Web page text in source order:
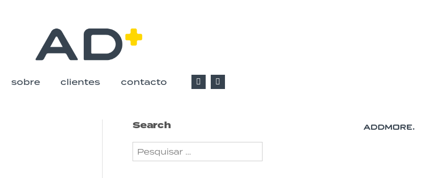
sobre clientes contacto
Search
Pesquisar
por: